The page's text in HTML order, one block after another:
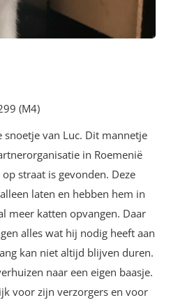
(M4)
van Luc. Dit mannetje
in Roemenië
straat is gevonden. Deze
laten en hebben hem in
meer katten opvangen. Daar
alles wat hij nodig heeft aan
kan niet altijd blijven duren.
naar een eigen baasje.
voor zijn verzorgers en voor